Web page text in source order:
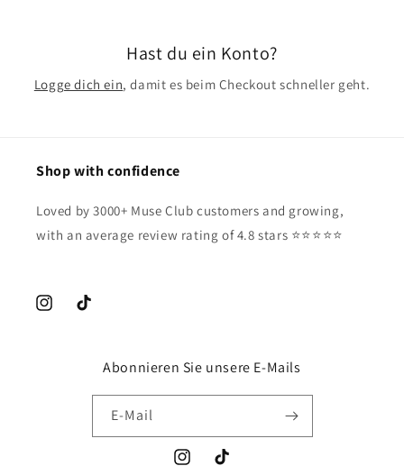
Hast du ein Konto?
Logge dich ein, damit es beim Checkout schneller geht.
Shop with confidence
Loved by 3000+ Muse Club customers and growing,
with an average review rating of 4.8 stars ⭐️⭐️⭐️⭐️⭐️
InstagramTikTok
Abonnieren Sie unsere E-Mails
E-Mail